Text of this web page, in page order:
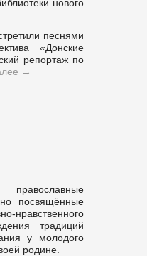
нового
песнями
«Донские
репортаж по
→
посвящённые
традиций
у молодого
родине.